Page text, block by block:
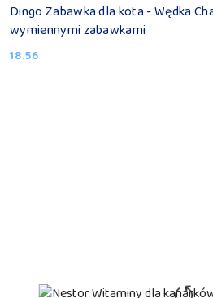
Dingo Zabawka dla kota - Wędka
wymiennymi zabawkami
Cena:
18.56